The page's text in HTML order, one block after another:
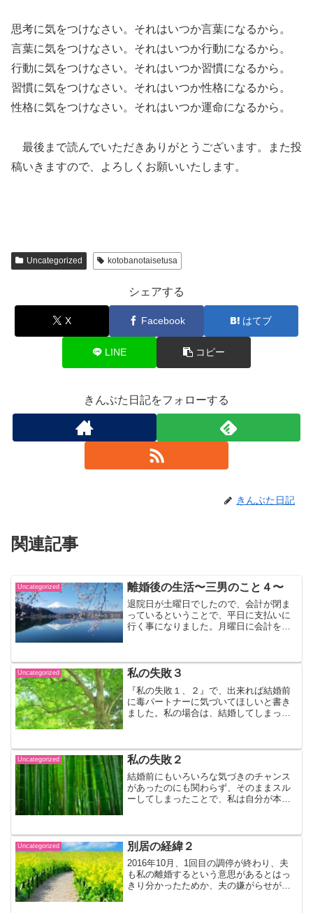
思考に気をつけなさい。それはいつか言葉になるから。
言葉に気をつけなさい。それはいつか行動になるから。
行動に気をつけなさい。それはいつか習慣になるから。
習慣に気をつけなさい。それはいつか性格になるから。
性格に気をつけなさい。それはいつか運命になるから。
最後まで読んでいただきありがとうございます。また投
稿いきますので、よろしくお願いいたします。
Uncategorized kotobanotaisetusa
シェアする
X Facebook はてブ
LINE コピー
きんぶた日記をフォローする
きんぶた日記
関連記事
Uncategorized 離婚後の生活〜三男のこと４〜
退院日が土曜日でしたので、会計が閉ま
っているということで、平日に支払いに
行く事になりました。月曜日に会計を払
護士費用の支払いと高額の支...
Uncategorized 私の失敗３
『私の失敗１、２』で、出来れば結婚前
に毒パートナーに気づいてほしいと書き
ました。私の場合は、結婚してしまって
合どうだったのかというこ...
Uncategorized 私の失敗２
結婚前にもいろいろな気づきのチャンス
があったのにも関わらず、そのままスル
ーしてしまったことで、私は自分が本当
は、家族みんなが安心して暮らせる温か
な家庭を築くことです。 ...
Uncategorized 別居の経緯２
2016年10月、1回目の調停が終わり、夫
も私の離婚するという意思があるとはっ
きり分かったためか、夫の嫌がらせがエ